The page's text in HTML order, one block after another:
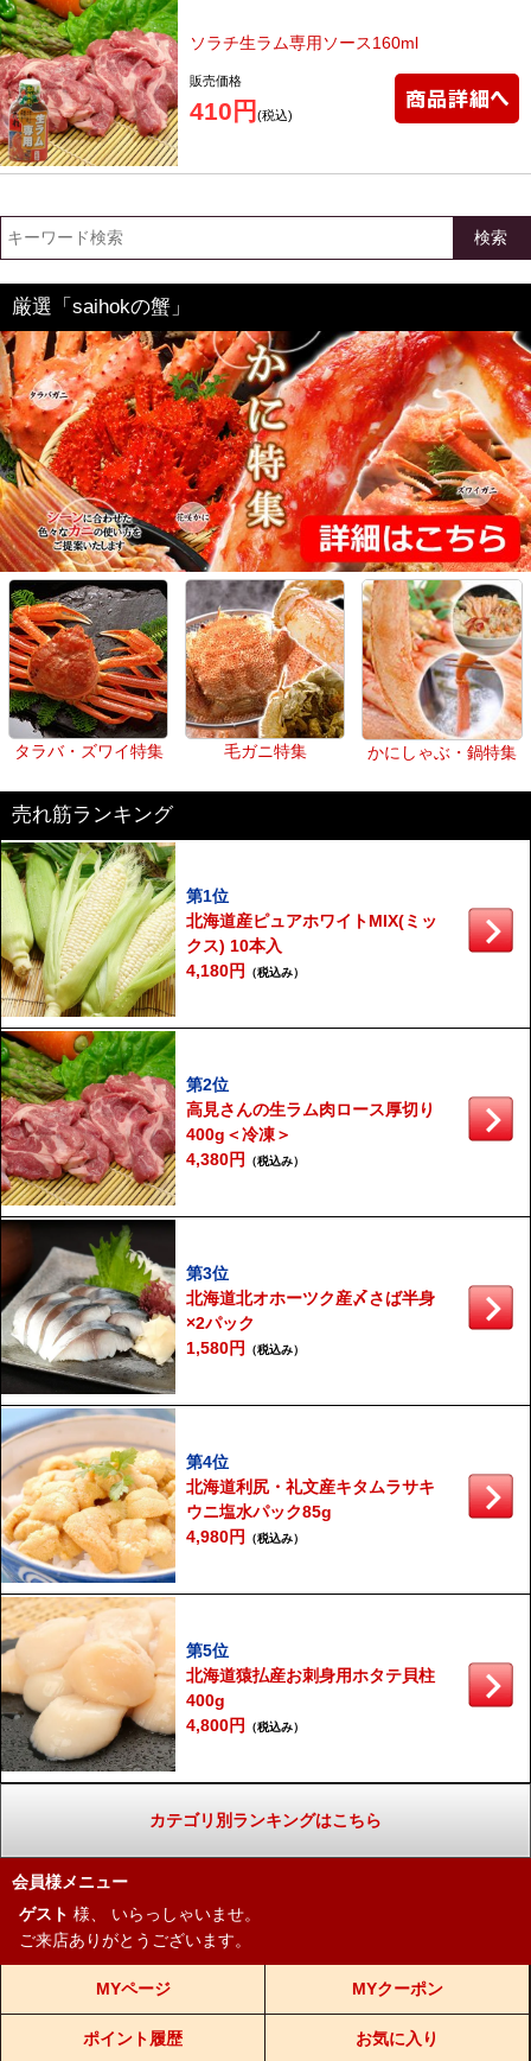
ソラチ生ラム専用ソース160ml
販売価格
410円 (税込)
検索
厳選「saihokの蟹」
タラバ・ズワイ特集 毛ガニ特集 かにしゃぶ・鍋特集
売れ筋ランキング
第1位
北海道産ピュアホワイトMIX(ミッ
クス) 10本入
4,180円
（税込み）
第2位
高見さんの生ラム肉ロース厚切り
400g＜冷凍＞
4,380円
（税込み）
第3位
北海道北オホーツク産〆さば半身
×2パック
1,580円
（税込み）
第4位
北海道利尻・礼文産キタムラサキ
ウニ塩水パック85g
4,980円
（税込み）
第5位
北海道猿払産お刺身用ホタテ貝柱
400g
4,800円
（税込み）
カテゴリ別ランキングはこちら
会員様メニュー
ゲスト 様、
いらっしゃいませ。
ご来店ありがとうございます。
MYページ MYクーポン
ポイント履歴 お気に入り